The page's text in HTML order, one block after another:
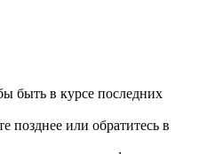
быть в курсе последних
позднее или обратитесь в